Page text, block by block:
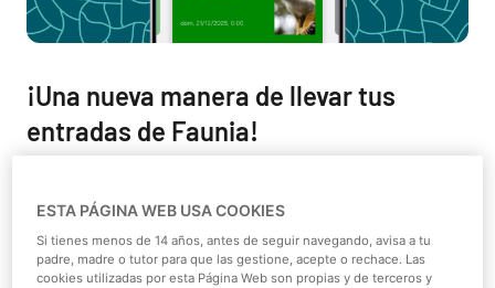
¡Una nueva manera de llevar tus
entradas de Faunia!
cómoda y fluida.
pago en la web y acceso digital a través de
ySamsung Wallet, una solución que te permite disfrutar
del parque desde el primer minuto sin complicaciones.
ESTA PÁGINA WEB USA COOKIES
Si tienes menos de 14 años, antes de seguir navegando, avisa a tu
padre, madre o tutor para que las gestione, acepte o rechace. Las
cookies utilizadas por esta Página Web son propias y de terceros y